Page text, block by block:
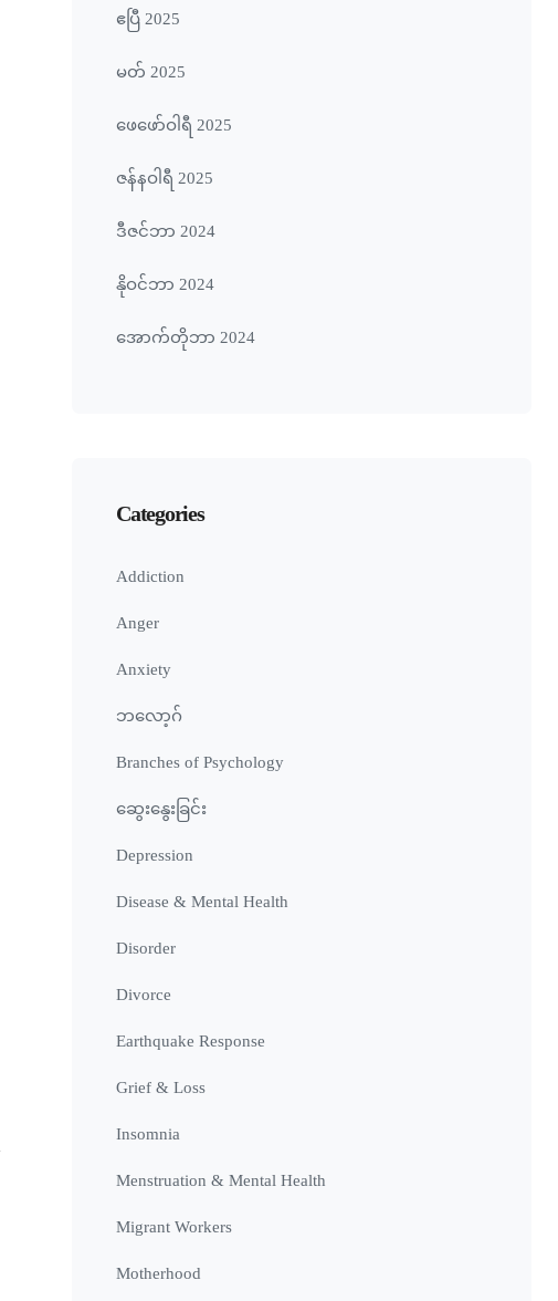
ဧပြီ 2025
မတ် 2025
ဖေ‌ဖော်ဝါရီ 2025
ဇန်နဝါရီ 2025
ဒီဇင်ဘာ 2024
နိုဝင်ဘာ 2024
အောက်တိုဘာ 2024
Categories
Addiction
Anger
Anxiety
ဘလော့ဂ်
Branches of Psychology
ဆွေးနွေးခြင်း
Depression
Disease & Mental Health
Disorder
Divorce
Earthquake Response
Grief & Loss
Insomnia
Menstruation & Mental Health
Migrant Workers
Motherhood